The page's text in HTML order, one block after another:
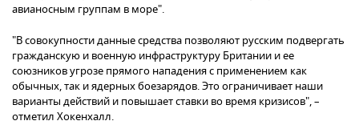
авианосным группам в море".
"В совокупности данные средства позволяют русским подвергать
гражданскую и военную инфраструктуру Британии и ее
союзников угрозе прямого нападения с применением как
обычных, так и ядерных боезарядов. Это ограничивает наши
варианты действий и повышает ставки во время кризисов", –
отметил Хокенхалл.